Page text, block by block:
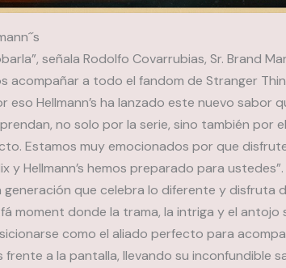
señala Rodolfo Covarrubias, Sr. Brand
acompañar a todo el fandom de Stranger
eso Hellmann’s ha lanzado este nuevo sabor
no solo por la serie, sino también por
Estamos muy emocionados por que
y Hellmann’s hemos preparado para
que celebra lo diferente y disfruta
moment donde la trama, la intriga y el antojo
como el aliado perfecto para
a la pantalla, llevando su inconfundible